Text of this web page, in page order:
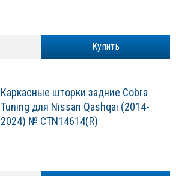
Купить
Каркасные шторки задние Cobra
Tuning для Nissan Qashqai (2014-
2024) № CTN14614(R)